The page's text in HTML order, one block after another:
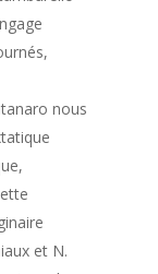
nous
et N.